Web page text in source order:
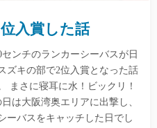
入賞した話
ンチのランカーシーバスが日
ズキの部で2位入賞となった話
まさに寝耳に水！ビックリ！
は大阪湾奥エリアに出撃し、
ーバスをキャッチした日でし